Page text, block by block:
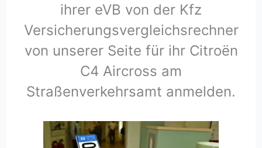
ihrer eVB von der Kfz
Versicherungsvergleichsrechner
von unserer Seite für ihr Citroën
C4 Aircross am
Straßenverkehrsamt anmelden.